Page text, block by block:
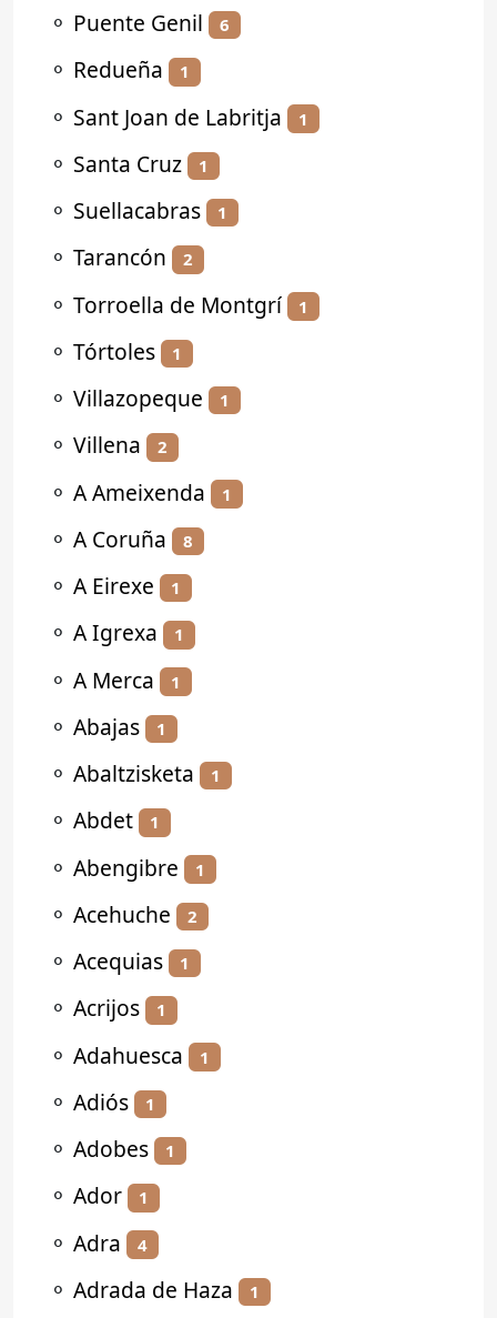
⚬ Puente Genil 6
⚬ Redueña 1
⚬ Sant Joan de Labritja 1
⚬ Santa Cruz 1
⚬ Suellacabras 1
⚬ Tarancón 2
⚬ Torroella de Montgrí 1
⚬ Tórtoles 1
⚬ Villazopeque 1
⚬ Villena 2
⚬ A Ameixenda 1
⚬ A Coruña 8
⚬ A Eirexe 1
⚬ A Igrexa 1
⚬ A Merca 1
⚬ Abajas 1
⚬ Abaltzisketa 1
⚬ Abdet 1
⚬ Abengibre 1
⚬ Acehuche 2
⚬ Acequias 1
⚬ Acrijos 1
⚬ Adahuesca 1
⚬ Adiós 1
⚬ Adobes 1
⚬ Ador 1
⚬ Adra 4
⚬ Adrada de Haza 1